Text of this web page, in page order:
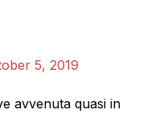
5, 2019
avvenuta quasi in